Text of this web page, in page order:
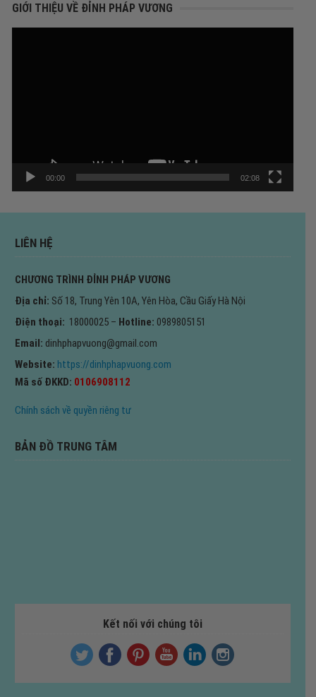
GIỚI THIỆU VỀ ĐỈNH PHÁP VƯƠNG
00:00 02:08
LIÊN HỆ
CHƯƠNG TRÌNH ĐỈNH PHÁP VƯƠNG
Địa chỉ: Số 18, Trung Yên 10A, Yên Hòa, Cầu Giấy Hà Nội
Điện thoại: 18000025 – Hotline: 0989805151
Email: dinhphapvuong@gmail.com
Website: https://dinhphapvuong.com
Mã số ĐKKD: 0106908112
Chính sách về quyền riêng tư
BẢN ĐỒ TRUNG TÂM
Kết nối với chúng tôi